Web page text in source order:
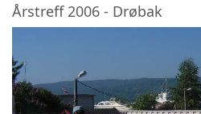
Årstreff 2006 - Drøbak